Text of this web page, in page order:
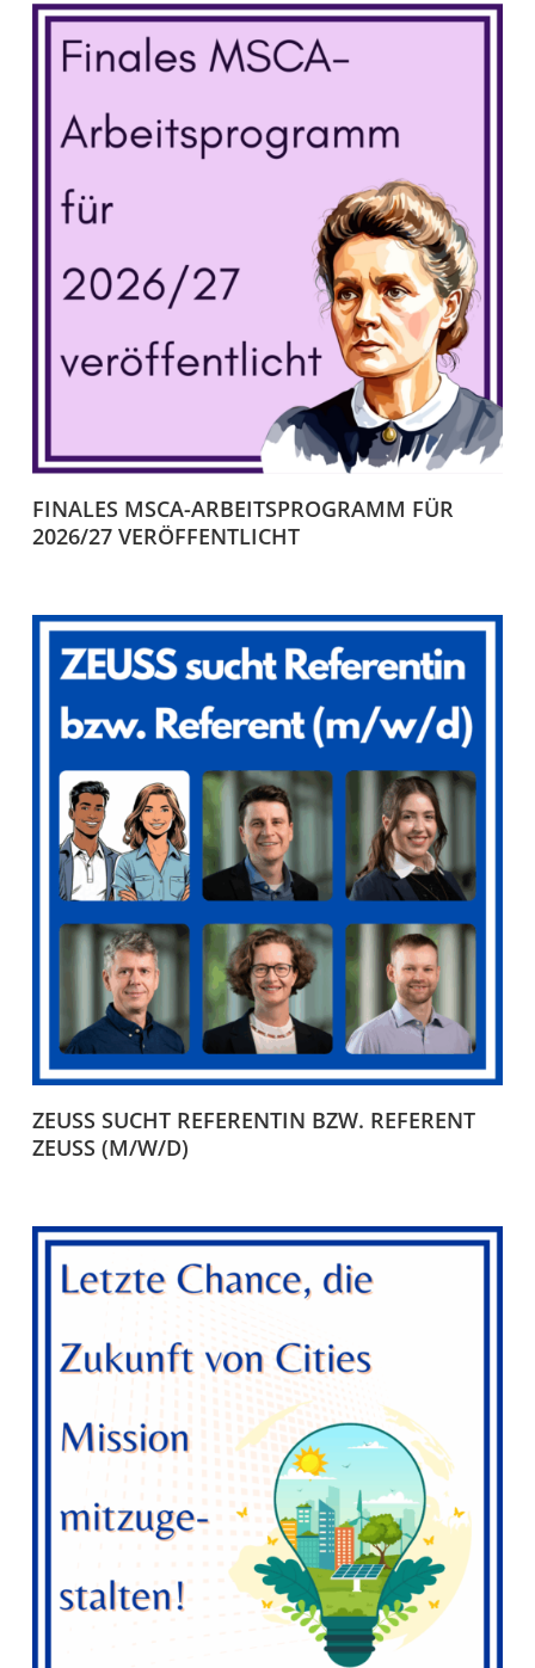
FINALES MSCA-ARBEITSPROGRAMM FÜR
2026/27 VERÖFFENTLICHT
ZEUSS SUCHT REFERENTIN BZW. REFERENT
ZEUSS (M/W/D)